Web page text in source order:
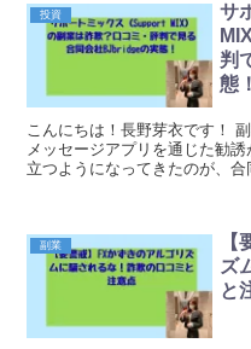
投資
サ
判
態！
こんにちは！長野芽衣です！
メッセージアプリを通じた勧
立つようになってきたのが、
副業
ズ
と